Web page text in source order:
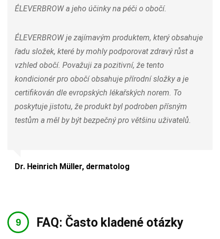
ÉLEVERBROW a jeho účinky na péči o obočí.
ÉLEVERBROW je zajímavým produktem, který obsahuje
řadu složek, které by mohly podporovat zdravý růst a
vzhled obočí. Považuji za pozitivní, že tento
kondicionér pro obočí obsahuje přírodní složky a je
certifikován dle evropských lékařských norem. To
poskytuje jistotu, že produkt byl podroben přísným
testům a měl by být bezpečný pro většinu uživatelů.
Dr. Heinrich Müller, dermatolog
FAQ: Často kladené otázky